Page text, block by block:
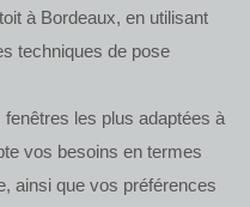
à Bordeaux, en utilisant
techniques de pose
les plus adaptées à
vos besoins en termes
ainsi que vos préférences